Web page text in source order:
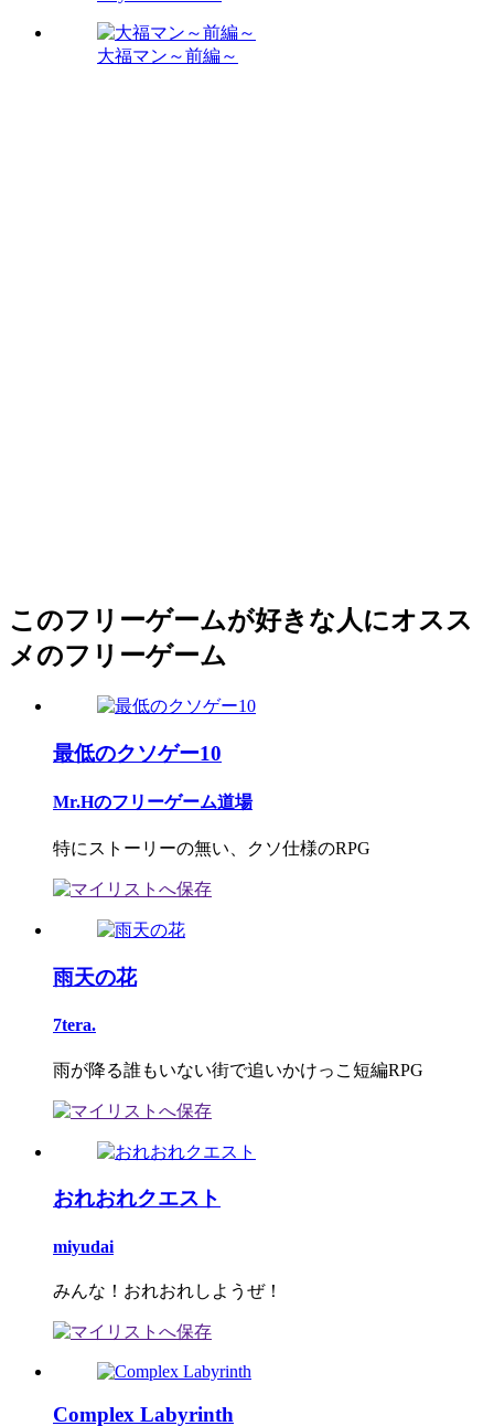
大福マン～前編～
このフリーゲームが好きな人にオスス
メのフリーゲーム
最低のクソゲー10
Mr.Hのフリーゲーム道場
特にストーリーの無い、クソ仕様のRPG
雨天の花
7tera.
雨が降る誰もいない街で追いかけっこ短編RPG
おれおれクエスト
miyudai
みんな！おれおれしようぜ！
Complex Labyrinth